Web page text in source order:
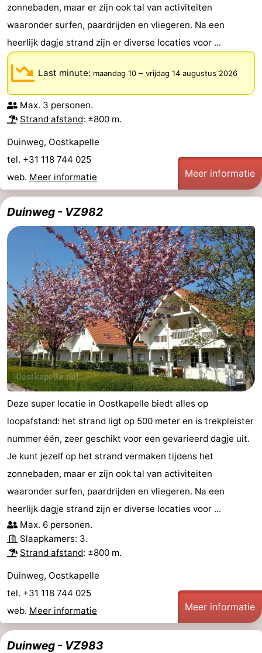
Sporten
-
Zwembaden
-
Fietsen
-
Wandelen
-
Paardrijden
-
Maneges
-
Golfbanen
Eten
en
drinken
Evenementen
Praktisch
Forum
Route
-
Parkeren
Reisboekenwinkel
Nieuws
Medische
adressen
Regio
Zeeland
Schouwen-
Duiveland
-
Renesse
-
Bruinisse
-
Zierikzee
-
Natuur
-
zonnebaden, maar er zijn ook tal van activiteiten
waaronder surfen, paardrijden en vliegeren. Na een
heerlijk dagje strand zijn er diverse locaties voor ...
Last minute: maandag 10 – vrijdag 14 augustus 2026
Max. 3 personen.
Strand afstand: ±800 m.
Duinweg, Oostkapelle
tel. +31 118 744 025
web. Meer informatie Meer informatie
Duinweg - VZ982
Deze super locatie in Oostkapelle biedt alles op
loopafstand: het strand ligt op 500 meter en is trekpleister
nummer één, zeer geschikt voor een gevarieerd dagje uit.
Je kunt jezelf op het strand vermaken tijdens het
zonnebaden, maar er zijn ook tal van activiteiten
waaronder surfen, paardrijden en vliegeren. Na een
heerlijk dagje strand zijn er diverse locaties voor ...
Max. 6 personen.
Slaapkamers: 3.
Strand afstand: ±800 m.
Duinweg, Oostkapelle
tel. +31 118 744 025
web. Meer informatie Meer informatie
Duinweg - VZ983